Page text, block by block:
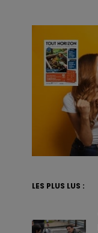
LES PLUS LUS :